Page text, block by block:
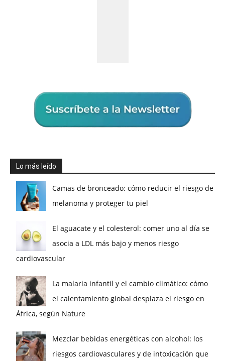
Lo más leído
Camas de bronceado: cómo reducir el riesgo de
melanoma y proteger tu piel
El aguacate y el colesterol: comer uno al día se
asocia a LDL más bajo y menos riesgo
cardiovascular
La malaria infantil y el cambio climático: cómo
el calentamiento global desplaza el riesgo en
África, según Nature
Mezclar bebidas energéticas con alcohol: los
riesgos cardiovasculares y de intoxicación que